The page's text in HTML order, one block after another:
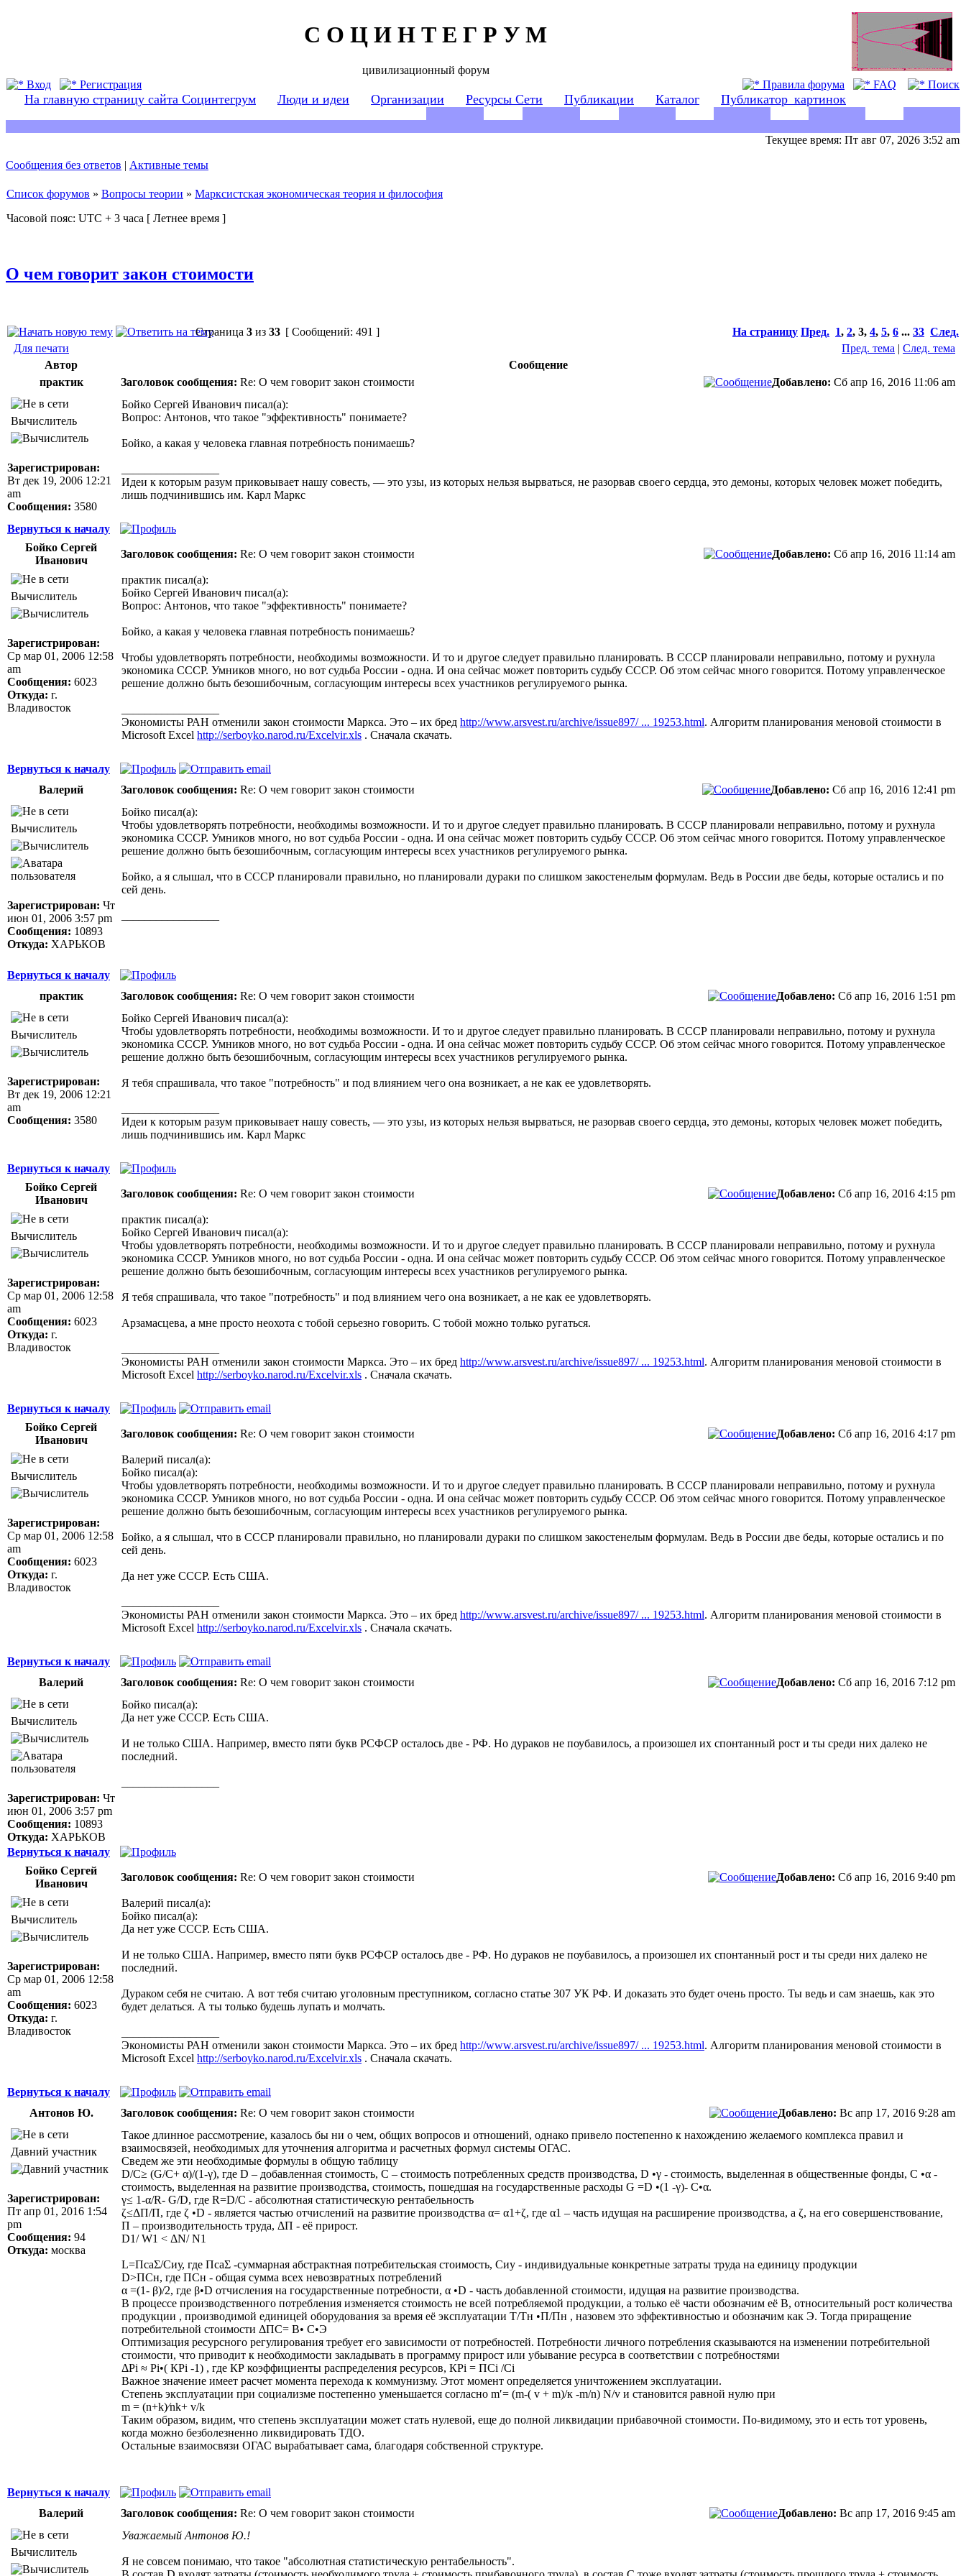
С О Ц И Н Т Е Г Р У М
цивилизационный форум
Вход
Регистрация Правила форума FAQ Поиск
На главную страницу сайта Социнтегрум Люди и идеи Организации Ресурсы Сети Публикации Каталог Публикатор_картинок
Текущее время: Пт авг 07, 2026 3:52 am
Сообщения без ответов | Активные темы
Список форумов » Вопросы теории » Марксистская экономическая теория и философия
Часовой пояс: UTC + 3 часа [ Летнее время ]
О чем говорит закон стоимости
Страница 3 из 33 [ Сообщений: 491 ] На страницу Пред. 1, 2, 3, 4, 5, 6 ... 33 След.
Для печати
Пред. тема | След. тема
Автор
Сообщение
практик
Заголовок сообщения: Re: О чем говорит закон стоимости Добавлено: Сб апр 16, 2016 11:06 am
Вычислитель
Зарегистрирован:
Вт дек 19, 2006 12:21
am
Сообщения: 3580
Бойко Сергей Иванович писал(а):
Вопрос: Антонов, что такое "эффективность" понимаете?
Бойко, а какая у человека главная потребность понимаешь?
Идеи к которым разум приковывает нашу совесть, — это узы, из которых нельзя вырваться, не разорвав своего сердца, это демоны, которых человек может победить,
лишь подчинившись им. Карл Маркс
Вернуться к началу
Бойко Сергей
Иванович
Заголовок сообщения: Re: О чем говорит закон стоимости Добавлено: Сб апр 16, 2016 11:14 am
Вычислитель
Зарегистрирован:
Ср мар 01, 2006 12:58
am
Сообщения: 6023
Откуда: г.
Владивосток
практик писал(а):
Бойко Сергей Иванович писал(а):
Вопрос: Антонов, что такое "эффективность" понимаете?
Бойко, а какая у человека главная потребность понимаешь?
Чтобы удовлетворять потребности, необходимы возможности. И то и другое следует правильно планировать. В СССР планировали неправильно, потому и рухнула
экономика СССР. Умников много, но вот судьба России - одна. И она сейчас может повторить судьбу СССР. Об этом сейчас много говорится. Потому управленческое
решение должно быть безошибочным, согласующим интересы всех участников регулируемого рынка.
Экономисты РАН отменили закон стоимости Маркса. Это – их бред http://www.arsvest.ru/archive/issue897/ ... 19253.html. Алгоритм планирования меновой стоимости в
Microsoft Excel http://serboyko.narod.ru/Excelvir.xls . Сначала скачать.
Вернуться к началу
Валерий
Заголовок сообщения: Re: О чем говорит закон стоимости Добавлено: Сб апр 16, 2016 12:41 pm
Вычислитель
Зарегистрирован: Чт
июн 01, 2006 3:57 pm
Сообщения: 10893
Откуда: ХАРЬКОВ
Бойко писал(а):
Чтобы удовлетворять потребности, необходимы возможности. И то и другое следует правильно планировать. В СССР планировали неправильно, потому и рухнула
экономика СССР. Умников много, но вот судьба России - одна. И она сейчас может повторить судьбу СССР. Об этом сейчас много говорится. Потому управленческое
решение должно быть безошибочным, согласующим интересы всех участников регулируемого рынка.
Бойко, а я слышал, что в СССР планировали правильно, но планировали дураки по слишком закостенелым формулам. Ведь в России две беды, которые остались и по
сей день.
Вернуться к началу
практик
Заголовок сообщения: Re: О чем говорит закон стоимости Добавлено: Сб апр 16, 2016 1:51 pm
Вычислитель
Зарегистрирован:
Вт дек 19, 2006 12:21
am
Сообщения: 3580
Бойко Сергей Иванович писал(а):
Чтобы удовлетворять потребности, необходимы возможности. И то и другое следует правильно планировать. В СССР планировали неправильно, потому и рухнула
экономика СССР. Умников много, но вот судьба России - одна. И она сейчас может повторить судьбу СССР. Об этом сейчас много говорится. Потому управленческое
решение должно быть безошибочным, согласующим интересы всех участников регулируемого рынка.
Я тебя спрашивала, что такое "потребность" и под влиянием чего она возникает, а не как ее удовлетворять.
Идеи к которым разум приковывает нашу совесть, — это узы, из которых нельзя вырваться, не разорвав своего сердца, это демоны, которых человек может победить,
лишь подчинившись им. Карл Маркс
Вернуться к началу
Бойко Сергей
Иванович
Заголовок сообщения: Re: О чем говорит закон стоимости Добавлено: Сб апр 16, 2016 4:15 pm
Вычислитель
Зарегистрирован:
Ср мар 01, 2006 12:58
am
Сообщения: 6023
Откуда: г.
Владивосток
практик писал(а):
Бойко Сергей Иванович писал(а):
Чтобы удовлетворять потребности, необходимы возможности. И то и другое следует правильно планировать. В СССР планировали неправильно, потому и рухнула
экономика СССР. Умников много, но вот судьба России - одна. И она сейчас может повторить судьбу СССР. Об этом сейчас много говорится. Потому управленческое
решение должно быть безошибочным, согласующим интересы всех участников регулируемого рынка.
Я тебя спрашивала, что такое "потребность" и под влиянием чего она возникает, а не как ее удовлетворять.
Арзамасцева, а мне просто неохота с тобой серьезно говорить. С тобой можно только ругаться.
Экономисты РАН отменили закон стоимости Маркса. Это – их бред http://www.arsvest.ru/archive/issue897/ ... 19253.html. Алгоритм планирования меновой стоимости в
Microsoft Excel http://serboyko.narod.ru/Excelvir.xls . Сначала скачать.
Вернуться к началу
Бойко Сергей
Иванович
Заголовок сообщения: Re: О чем говорит закон стоимости Добавлено: Сб апр 16, 2016 4:17 pm
Вычислитель
Зарегистрирован:
Ср мар 01, 2006 12:58
am
Сообщения: 6023
Откуда: г.
Владивосток
Валерий писал(а):
Бойко писал(а):
Чтобы удовлетворять потребности, необходимы возможности. И то и другое следует правильно планировать. В СССР планировали неправильно, потому и рухнула
экономика СССР. Умников много, но вот судьба России - одна. И она сейчас может повторить судьбу СССР. Об этом сейчас много говорится. Потому управленческое
решение должно быть безошибочным, согласующим интересы всех участников регулируемого рынка.
Бойко, а я слышал, что в СССР планировали правильно, но планировали дураки по слишком закостенелым формулам. Ведь в России две беды, которые остались и по
сей день.
Да нет уже СССР. Есть США.
Экономисты РАН отменили закон стоимости Маркса. Это – их бред http://www.arsvest.ru/archive/issue897/ ... 19253.html. Алгоритм планирования меновой стоимости в
Microsoft Excel http://serboyko.narod.ru/Excelvir.xls . Сначала скачать.
Вернуться к началу
Валерий
Заголовок сообщения: Re: О чем говорит закон стоимости Добавлено: Сб апр 16, 2016 7:12 pm
Вычислитель
Зарегистрирован: Чт
июн 01, 2006 3:57 pm
Сообщения: 10893
Откуда: ХАРЬКОВ
Бойко писал(а):
Да нет уже СССР. Есть США.
И не только США. Например, вместо пяти букв РСФСР осталось две - РФ. Но дураков не поубавилось, а произошел их спонтанный рост и ты среди них далеко не
последний.
Вернуться к началу
Бойко Сергей
Иванович
Заголовок сообщения: Re: О чем говорит закон стоимости Добавлено: Сб апр 16, 2016 9:40 pm
Вычислитель
Зарегистрирован:
Ср мар 01, 2006 12:58
am
Сообщения: 6023
Откуда: г.
Владивосток
Валерий писал(а):
Бойко писал(а):
Да нет уже СССР. Есть США.
И не только США. Например, вместо пяти букв РСФСР осталось две - РФ. Но дураков не поубавилось, а произошел их спонтанный рост и ты среди них далеко не
последний.
Дураком себя не считаю. А вот тебя считаю уголовным преступником, согласно статье 307 УК РФ. И доказать это будет очень просто. Ты ведь и сам знаешь, как это
будет делаться. А ты только будешь лупать и молчать.
Экономисты РАН отменили закон стоимости Маркса. Это – их бред http://www.arsvest.ru/archive/issue897/ ... 19253.html. Алгоритм планирования меновой стоимости в
Microsoft Excel http://serboyko.narod.ru/Excelvir.xls . Сначала скачать.
Вернуться к началу
Антонов Ю.
Заголовок сообщения: Re: О чем говорит закон стоимости Добавлено: Вс апр 17, 2016 9:28 am
Давний участник
Зарегистрирован:
Пт апр 01, 2016 1:54
pm
Сообщения: 94
Откуда: москва
Такое длинное рассмотрение, казалось бы ни о чем, общих вопросов и отношений, однако привело постепенно к нахождению желаемого комплекса правил и
взаимосвязей, необходимых для уточнения алгоритма и расчетных формул системы ОГАС.
Сведем же эти необходимые формулы в общую таблицу
D/C≥ (G/C+ α)/(1-γ), где D – добавленная стоимость, С – стоимость потребленных средств производства, D •γ - стоимость, выделенная в общественные фонды, С •α -
стоимость, выделенная на развитие производства, стоимость, пошедшая на государственные расходы G =D •(1 -γ)- С•α.
γ≤ 1-α/R- G/D, где R=D/С - абсолютная статистическую рентабельность
ζ≤ΔП/П, где ζ •D - является частью отчислений на развитие производства α= α1+ζ, где α1 – часть идущая на расширение производства, а ζ, на его совершенствование,
П – производительность труда, ΔП - её прирост.
D1/ W1 < ΔN/ N1
L=ПсаΣ/Сиу, где ПсаΣ -суммарная абстрактная потребительская стоимость, Сиу - индивидуальные конкретные затраты труда на единицу продукции
D˃ПСн, где ПСн - общая сумма всех невозвратных потреблений
α =(1- β)/2, где β•D отчисления на государственные потребности, α •D - часть добавленной стоимости, идущая на развитие производства.
В процессе производственного потребления изменяется стоимость не всей потребляемой продукции, а только её части обозначим её В, относительный рост количества
продукции , производимой единицей оборудования за время её эксплуатации Т/Тн •П/Пн , назовем это эффективностью и обозначим как Э. Тогда приращение
потребительной стоимости ΔПС= В• С•Э
Оптимизация ресурсного регулирования требует его зависимости от потребностей. Потребности личного потребления сказываются на изменении потребительной
стоимости, что приводит к необходимости закладывать в программу прирост или убывание ресурса в соответствии с потребностями
ΔРi ≈ Рi•( КРi -1) , где КР коэффициенты распределения ресурсов, КРi = ПСi /Сi
Важное значение имеет расчет момента перехода к коммунизму. Этот момент определяется уничтожением эксплуатации.
Степень эксплуатации при социализме постепенно уменьшается согласно m′= (m-( v + m)/к -m/n) N/v и становится равной нулю при
m = (n+k)⁄nk+ v/k
Таким образом, видим, что степень эксплуатации может стать нулевой, еще до полной ликвидации прибавочной стоимости. По-видимому, это и есть тот уровень,
когда можно безболезненно ликвидировать ТДО.
Остальные взаимосвязи ОГАС вырабатывает сама, благодаря собственной структуре.
Вернуться к началу
Валерий
Заголовок сообщения: Re: О чем говорит закон стоимости Добавлено: Вс апр 17, 2016 9:45 am
Вычислитель
Уважаемый Антонов Ю.!
Я не совсем понимаю, что такое "абсолютная статистическую рентабельность".